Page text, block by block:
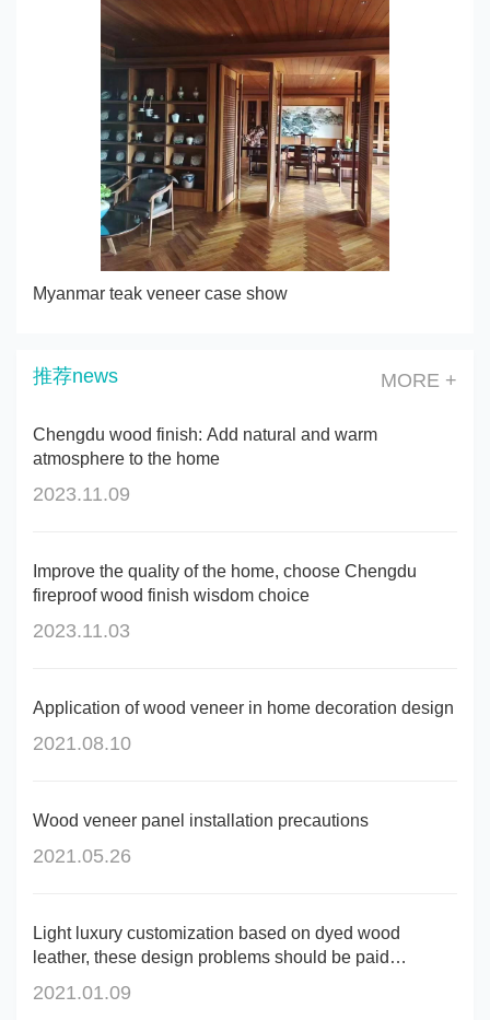
Myanmar teak veneer case show
推荐news MORE +
Chengdu wood finish: Add natural and warm
atmosphere to the home
2023.11.09
Improve the quality of the home, choose Chengdu
fireproof wood finish wisdom choice
2023.11.03
Application of wood veneer in home decoration design
2021.08.10
Wood veneer panel installation precautions
2021.05.26
Light luxury customization based on dyed wood
leather, these design problems should be paid
attention to!
2021.01.09